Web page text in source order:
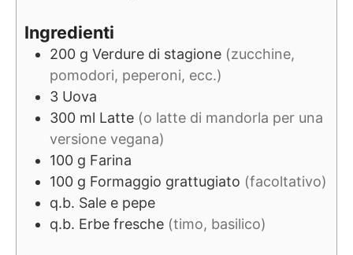
Ingredienti
200 g Verdure di stagione (zucchine,
pomodori, peperoni, ecc.)
3 Uova
300 ml Latte (o latte di mandorla per una
versione vegana)
100 g Farina
100 g Formaggio grattugiato (facoltativo)
q.b. Sale e pepe
q.b. Erbe fresche (timo, basilico)